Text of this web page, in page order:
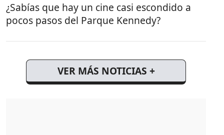
¿Sabías que hay un cine casi escondido a
pocos pasos del Parque Kennedy?
VER MÁS NOTICIAS +